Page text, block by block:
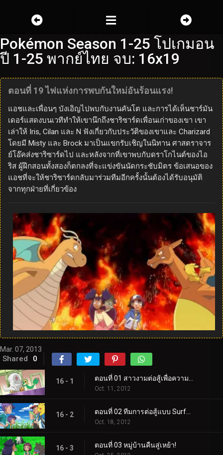
Pokémon Season 1-25 โปเกมอน
ปี 1-25 พากย์ไทย จบ: 16x19
ตอนที่ 19 ไฟแห่งการพบกันใหม่อันร้อนแรง!
แอชและเพื่อนๆ บังเอิญไปพบกับงานคันโต และการได้เห็นชาร์มัน
เดอร์แสดงบนเวทีทำให้เขานึกถึงชาริซาร์ดเพื่อนเก่าของเขา เขา
เล่าให้ Iris, Cilan และ N ฟังเกี่ยวกับประวัติของเขาและ Charizard
โดยมี Misty และ Brock มาเป็นแขกรับเชิญในนิทาน ศาสตราจาร
ย์โอ๊คส่งชาริซาร์ดไป และหลังจากที่เขาพบกับดราโกไนต์ของไอ
ริส ผู้ฝึกสอนทั้งสองก็ตกลงที่จะแข่งขันนัดกระชับมิตร ข้อเสนอของ
แอชที่จะให้ชาริซาร์ดกลับมาร่วมทีมอีกครั้งนั้นต้องได้รับอนุมัติ
จากทุกฝ่ายที่เกี่ยวข้อง
Mar. 07, 2013
Shared 0
16 - 1
Oct. 11, 2012
16 - 2
Oct. 18, 2012
16 - 3 ตอนที่ 03 หมู่บ้านคืนสู่เหย้า!